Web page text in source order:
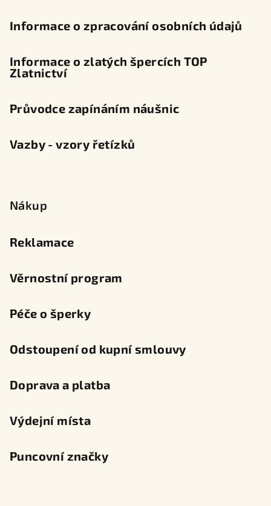
Informace o zpracování osobních údajů
Informace o zlatých špercích TOP
Zlatnictví
Průvodce zapínáním náušnic
Vazby - vzory řetízků
Nákup
Reklamace
Věrnostní program
Péče o šperky
Odstoupení od kupní smlouvy
Doprava a platba
Výdejní místa
Puncovní značky